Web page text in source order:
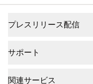
プレスリリース配信
サポート
関連サービス